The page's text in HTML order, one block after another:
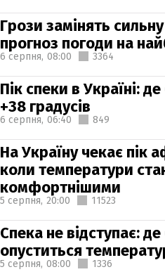
Грози замінять
прогноз погоди на
6 серпня, 08:00 3364
Пік спеки в Україні:
+38 градусів
6 серпня, 06:40 849
На Україну чекає пік
коли температури
комфортнішими
5 серпня, 20:00 11523
Спека не відступає:
опуститься
5 серпня, 08:00 1336